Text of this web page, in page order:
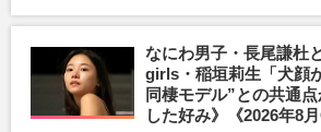
なにわ男子・長尾謙杜
girls・稲垣莉生「犬顔
同棲モデル”との共通
した好み》《2026年8